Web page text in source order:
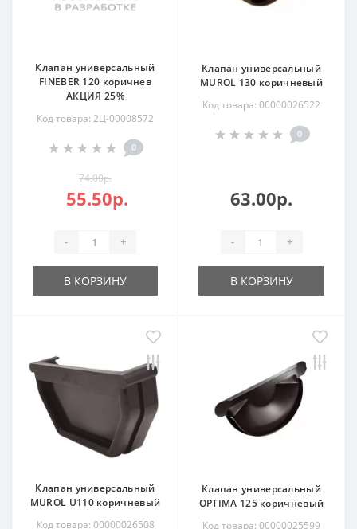
Клапан универсальный
FINEBER 120 коричнев
АКЦИЯ 25%
Код товара: 2Ц-00008572
0
74.00р.
55.50р.
- +
В КОРЗИНУ
Клапан универсальный
MUROL 130 коричневый
Код товара: 00000026522
0
63.00р.
- +
В КОРЗИНУ
Клапан универсальный
MUROL U110 коричневый
Код товара: 00000026508
Клапан универсальный
OPTIMA 125 коричневый
Код товара: 00000025599